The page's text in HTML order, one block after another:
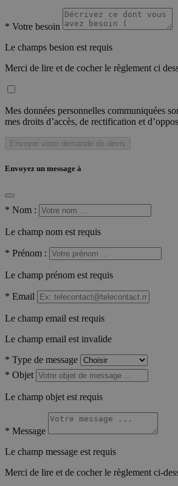
* Votre besoin
Le champs besion est requis
Merci de lire et de cocher le règlement ci
Mes données personnelles communiquées
mes droits d’accès, de rectification et
Envoyer votre demande de devis
Envoyez un message à
* Nom :
Le champ nom est requis
* Prénom :
Le champ prénom est requis
* Email
Le champ email est requis
Le champ email est invalide
* Type de message
* Objet
Le champ objet est requis
* Message
Le champ message est requis
Merci de lire et de cocher le règlement ci-